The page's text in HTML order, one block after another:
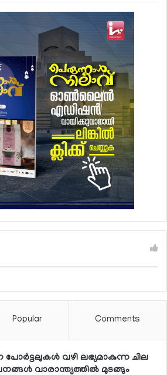
Popular Comments
വഴി ലഭ്യമാകുന്ന ചില
വാരാന്ത്യത്തില്‍ മുടങ്ങും